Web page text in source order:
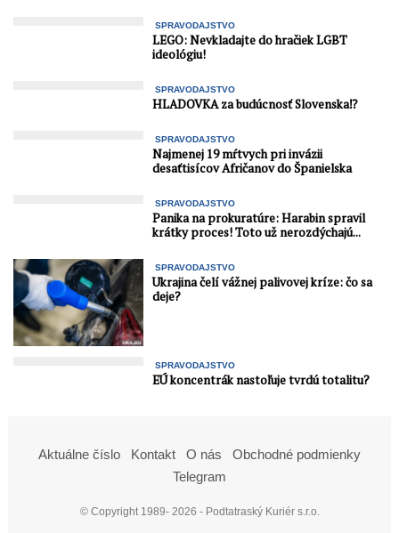
SPRAVODAJSTVO
LEGO: Nevkladajte do hračiek LGBT
ideológiu!
SPRAVODAJSTVO
HLADOVKA za budúcnosť Slovenska⁉️
SPRAVODAJSTVO
Najmenej 19 mŕtvych pri invázii
desaťtisícov Afričanov do Španielska
SPRAVODAJSTVO
Panika na prokuratúre: Harabin spravil
krátky proces! Toto už nerozdýchajú...
SPRAVODAJSTVO
Ukrajina čelí vážnej palivovej kríze: čo sa
deje?
SPRAVODAJSTVO
EÚ koncentrák nastoľuje tvrdú totalitu?
Aktuálne číslo Kontakt O nás
Obchodné podmienky
Telegram
© Copyright 1989- 2026 - Podtatraský Kuriér s.r.o.